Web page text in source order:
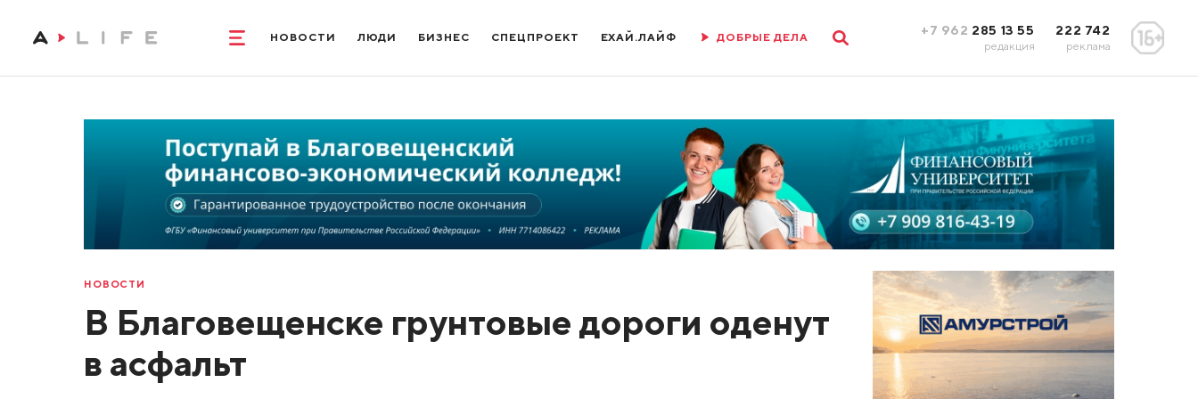
НОВОСТИ ЛЮДИ БИЗНЕС СПЕЦПРОЕКТ ЕХАЙ.ЛАЙФ ДОБРЫЕ ДЕЛА +7 962 285 13 55
редакция
222 742
реклама
НОВОСТИ
В Благовещенске грунтовые дороги оденут
в асфальт